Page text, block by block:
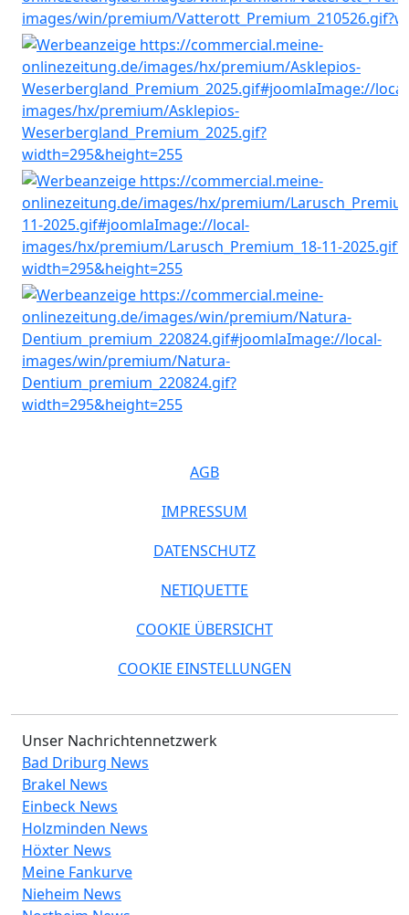
AGB
IMPRESSUM
DATENSCHUTZ
NETIQUETTE
COOKIE ÜBERSICHT
COOKIE EINSTELLUNGEN
Unser Nachrichtennetzwerk
Bad Driburg News
Brakel News
Einbeck News
Holzminden News
Höxter News
Meine Fankurve
Nieheim News